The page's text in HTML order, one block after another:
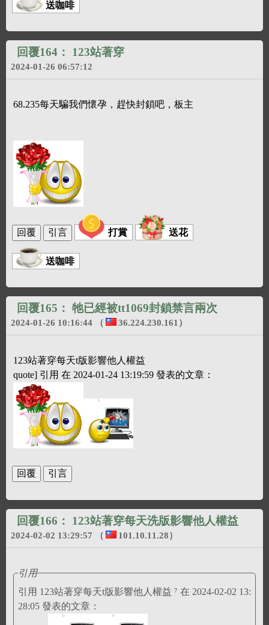
送咖啡
回覆164： 123站著穿
2024-01-26 06:57:12
68.235每天騙我們懷孕，趕快封鎖吧，板主
打賞 送花
送咖啡
回覆165： 牠已經被tt1069封鎖禁言兩次
2024-01-26 10:16:44 （ 36.224.230.161 ）
123站著穿每天t版影響他人權益
quote] 引用 在 2024-01-24 13:19:59 發表的文章：
回覆166： 123站著穿每天洗版影響他人權益
2024-02-02 13:29:57 （ 101.10.11.28）
引用
引用 123站著穿每天t版影響他人權益 ⁷ 在 2024-02-02 13:
28:05 發表的文章：